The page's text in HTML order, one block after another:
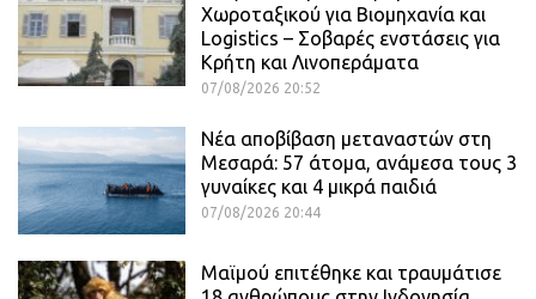
Χωροταξικού για Βιομηχανία και
Logistics – Σοβαρές ενστάσεις για
Κρήτη και Λινοπεράματα
07/08/2026 20:52
Νέα αποβίβαση μεταναστών στη
Μεσαρά: 57 άτομα, ανάμεσα τους 3
γυναίκες και 4 μικρά παιδιά
07/08/2026 20:44
Μαϊμού επιτέθηκε και τραυμάτισε